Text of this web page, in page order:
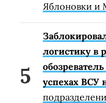
Яблоновки и
логистику в
успехах ВСУ